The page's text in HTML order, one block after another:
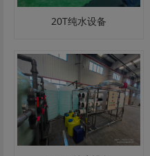
20T纯水设备